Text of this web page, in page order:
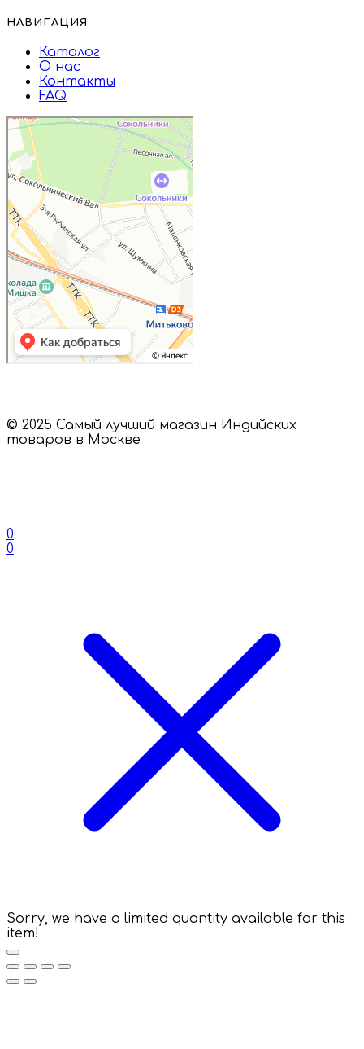
НАВИГАЦИЯ
Каталог
О нас
Контакты
FAQ
Дружба
Пищевые ингредиенты и специи в
Москве
Магазин подарков и сувениров в
Москве
© 2025 Самый лучший магазин Индийских
товаров в Москве
0
0
Sorry, we have a limited quantity available for this
item!